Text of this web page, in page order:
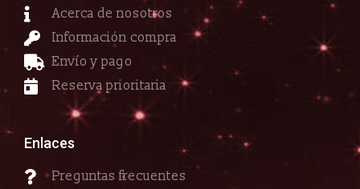
Acerca de nosotros
Información compra
Envío y pago
Reserva prioritaria
Enlaces
Preguntas frecuentes